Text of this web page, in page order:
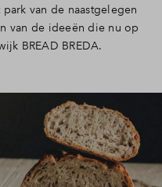
van de naastgelegen
van de ideeën die nu op
BREAD BREDA.